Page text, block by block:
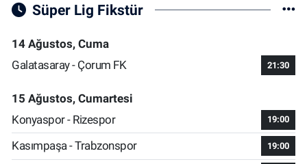
Süper Lig Fikstür
14 Ağustos, Cuma
Galatasaray - Çorum FK
21:30
15 Ağustos, Cumartesi
Konyaspor - Rizespor
19:00
Kasımpaşa - Trabzonspor 19:00